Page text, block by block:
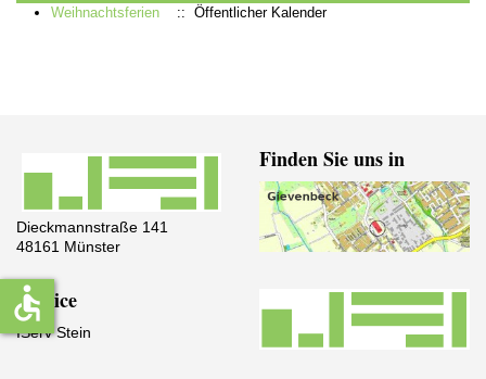
Weihnachtsferien
:: Öffentlicher Kalender
Dieckmannstraße 141
48161 Münster
Finden Sie uns in
Service
IServ Stein
accessible